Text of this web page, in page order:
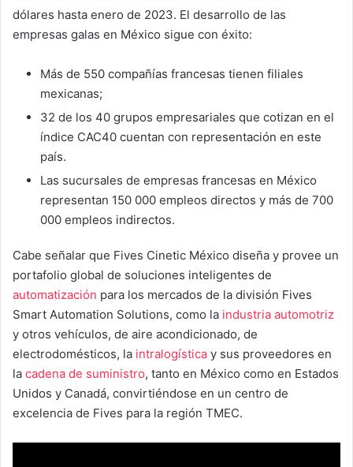
dólares hasta enero de 2023. El desarrollo de las
empresas galas en México sigue con éxito:
Más de 550 compañías francesas tienen filiales
mexicanas;
32 de los 40 grupos empresariales que cotizan en el
índice CAC40 cuentan con representación en este
país.
Las sucursales de empresas francesas en México
representan 150 000 empleos directos y más de 700
000 empleos indirectos.
Cabe señalar que Fives Cinetic México diseña y provee un
portafolio global de soluciones inteligentes de
automatización para los mercados de la división Fives
Smart Automation Solutions, como la industria automotriz
y otros vehículos, de aire acondicionado, de
electrodomésticos, la intralogística y sus proveedores en
la cadena de suministro, tanto en México como en Estados
Unidos y Canadá, convirtiéndose en un centro de
excelencia de Fives para la región TMEC.